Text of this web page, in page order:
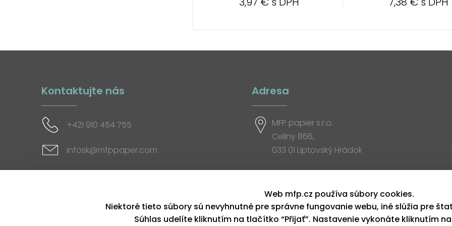
Kontaktujte nás
+421 910 454 755
infosk@mfppaper.com
Sociálne siete
Adresa
MFP papier s.r.o.
Celiny 866,
033 01 Liptovský Hrádok
Otváracia doba
Web mfp.cz používa súbory cookies.
Niektoré tieto súbory sú nevyhnutné pre správne fungovanie webu, iné slúžia pre
Súhlas udelíte kliknutím na tlačítko “Přijať”. Nastavenie vykonáte kliknutím